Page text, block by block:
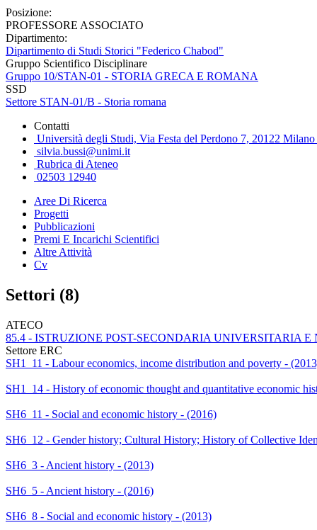
Posizione:
PROFESSORE ASSOCIATO
Dipartimento:
Dipartimento di Studi Storici "Federico Chabod"
Gruppo Scientifico Disciplinare
Gruppo 10/STAN-01 - STORIA GRECA E ROMANA
SSD
Settore STAN-01/B - Storia romana
Contatti
Università degli Studi, Via Festa del Perdono 7, 20122
silvia.bussi@unimi.it
Rubrica di Ateneo
02503 12940
Aree Di Ricerca
Progetti
Pubblicazioni
Premi E Incarichi Scientifici
Altre Attività
Cv
Settori (8)
ATECO
85.4 - ISTRUZIONE POST-SECONDARIA UNIVERSITARIA
Settore ERC
SH1_11 - Labour economics, income distribution and poverty -
SH1_14 - History of economic thought and quantitative economic
SH6_11 - Social and economic history - (2016)
SH6_12 - Gender history; Cultural History; History of Collective
SH6_3 - Ancient history - (2013)
SH6_5 - Ancient history - (2016)
SH6_8 - Social and economic history - (2013)